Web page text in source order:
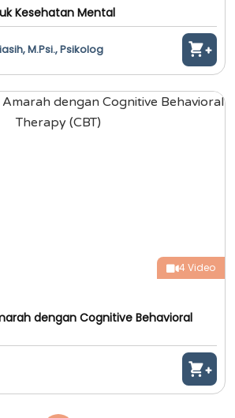
Kesehatan Mental
M.Psi., Psikolog
4 Video
dengan Cognitive Behavioral